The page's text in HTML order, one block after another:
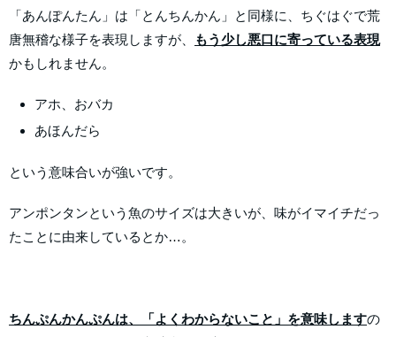
「あんぽんたん」は「とんちんかん」と同様に、ちぐはぐで荒
唐無稽な様子を表現しますが、
もう少し悪口に寄っている表現
かもしれません。
アホ、おバカ
あほんだら
という意味合いが強いです。
アンポンタンという魚のサイズは大きいが、味がイマイチだっ
たことに由来しているとか…。
ちんぷんかんぷんは、「よくわからないこと」を意味しますの